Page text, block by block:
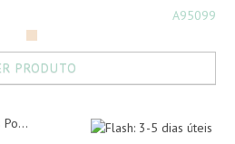
A95099
PRODUTO